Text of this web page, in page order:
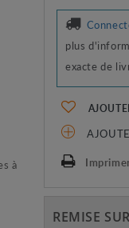
à
plus
exacte de
REMISE